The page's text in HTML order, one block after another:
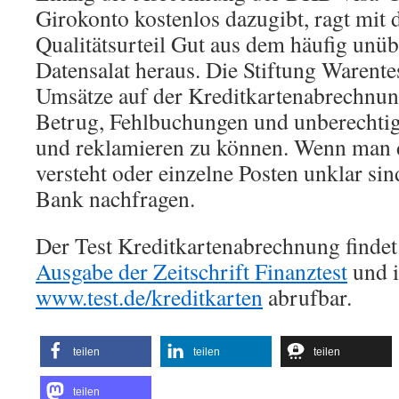
Girokonto kostenlos dazugibt, ragt mit
Qualitätsurteil Gut aus dem häufig
Datensalat heraus. Die Stiftung
Umsätze auf der
Betrug, Fehlbuchungen und
und reklamieren zu können. Wenn
versteht oder einzelne Posten unklar
Bank nachfragen.
Der Test Kreditkartenabrechnung
Ausgabe der Zeitschrift Finanztestund
www.test.de/kreditkarten abrufbar.
teilen teilen teilen
teilen